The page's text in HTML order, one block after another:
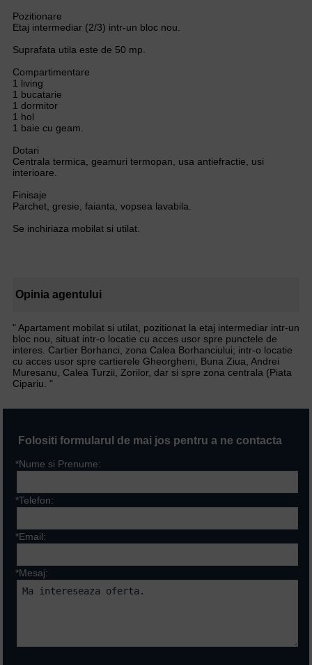
Pozitionare
Etaj intermediar (2/3) intr-un bloc nou.
Suprafata utila este de 50 mp.
Compartimentare
1 living
1 bucatarie
1 dormitor
1 hol
1 baie cu geam.
Dotari
Centrala termica, geamuri termopan, usa antiefractie, usi
interioare.
Finisaje
Parchet, gresie, faianta, vopsea lavabila.
Se inchiriaza mobilat si utilat.
Opinia agentului
" Apartament mobilat si utilat, pozitionat la etaj intermediar intr-un
bloc nou, situat intr-o locatie cu acces usor spre punctele de
interes. Cartier Borhanci, zona Calea Borhanciului; intr-o locatie
cu acces usor spre cartierele Gheorgheni, Buna Ziua, Andrei
Muresanu, Calea Turzii, Zorilor, dar si spre zona centrala (Piata
Cipariu. "
Folositi formularul de mai jos pentru a ne contacta
*Nume si Prenume:
*Telefon:
*Email:
*Mesaj: